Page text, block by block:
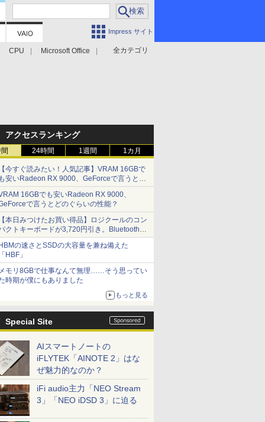
Impress サイト
全カテゴリ
CPU Microsoft Office
アクセスランキング
24時間 1週間 1カ月
今すぐ読みたい！人気記事】VRAM 16GBで
安いRadeon RX 9000、GeForceで言うとど
ぐらいの性能？ - PC Watch
16GBでも安いRadeon RX 9000、
で言うとどのぐらいの性能？
本日みつけたお買い得品】ロジクールのコン
クトキーボードが3,720円引き。Bluetoothで3
接続対応
の速さとSSDの大容量を兼ね備えた
HBF」
モリ8GBで仕事なんて無理……そう思ってい
時期が僕にもありました
もっと見る
Special Site
AIスマートノートの
iFLYTEK「AINOTE 2」はな
ぜ魅力的なのか？
iFi audio主力「NEO Stream
3」「NEO iDSD 3」に迫る